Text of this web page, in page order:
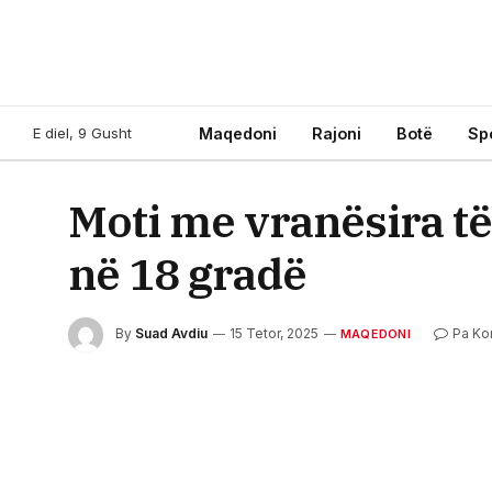
E diel, 9 Gusht Maqedoni Rajoni Botë
Moti me vranësira
në 18 gradë
By Suad Avdiu 15 Tetor, 2025 MAQEDONI Pa